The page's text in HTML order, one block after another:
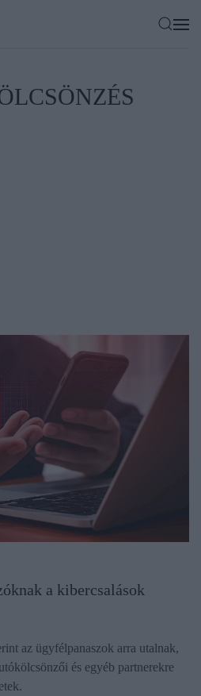
a kibercsalások
az ügyfélpanaszok arra utalnak,
és egyéb partnerekre